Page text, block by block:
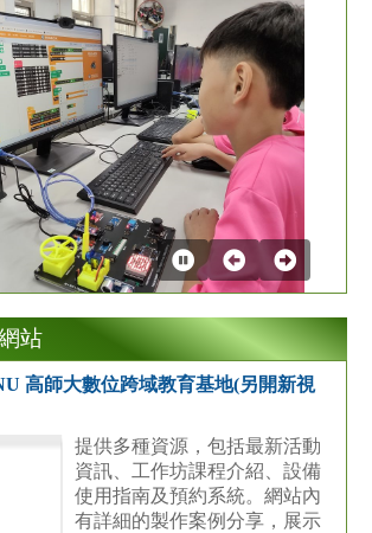
第
3
張
站
高師大數位跨域教育基地(另開新視
提供多種資源，包括最新活動
資訊、工作坊課程介紹、設備
使用指南及預約系統。網站內
有詳細的製作案例分享，展示